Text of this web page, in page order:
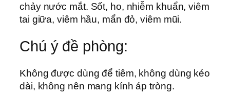
chảy nước mắt. Sốt, ho, nhiễm khuẩn, viêm
tai giữa, viêm hầu, mẩn đỏ, viêm mũi.
Chú ý đề phòng:
Không được dùng để tiêm, không dùng kéo
dài, không nên mang kính áp tròng.